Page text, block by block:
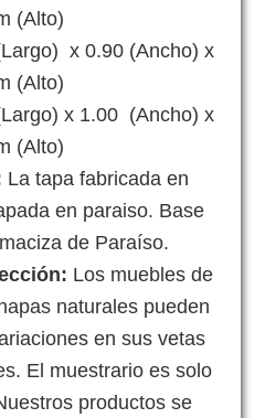
(Alto)
x 0.90 (Ancho) x
(Alto)
x 1.00 (Ancho) x
(Alto)
La tapa fabricada en
en paraiso. Base
de Paraíso.
Los muebles de
naturales pueden
en sus vetas
El muestrario es solo
productos se